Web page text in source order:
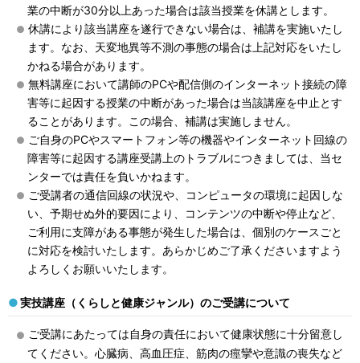
業の中断が30分以上あった場合は該当授業を休講とします。
休講により該当講座を遂行できない場合は、補講を実施いたし
ます。なお、天変地異等不測の事態の場合は上記対応をいたし
かねる場合があります。
無料講座において講師のPCや配信側のインターネット接続の障
害等に起因する授業の中断があった場合は当該講座を中止とす
ることがあります。この場合、補講は実施しません。
ご自身のPCやスマートフォン等の機器やインターネット回線の
障害等に起因する講座受講上のトラブルにつきましては、当セ
ンターでは責任を負いかねます。
ご受講者の通信回線の状況や コンピュータの環境に起因しな
い、 予期せぬ外的要因により、コンテンツの中断や停止など、
ご利用に支障がある事態が発生した場合は、 個別のケースごと
に対応を検討いたします。 あらかじめご了承くださいますよう
よろしくお願いいたします。
実技講座（くらしと健康ジャンル）のご受講について
ご受講にあたっては自身の責任において健康状態に十分留意し
てください。心臓病、高血圧症、筋肉の痙攣や意識の喪失など